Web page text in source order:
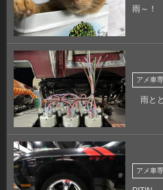
雨～！
アメ車
雨と
アメ車